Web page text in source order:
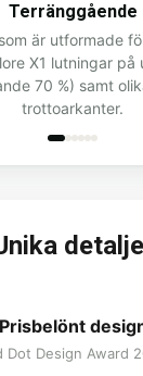
Terränggående
är utformade
X1 lutningar på
70 %) samt
trottoarkanter.
Prisbelönt
Dot Design Award